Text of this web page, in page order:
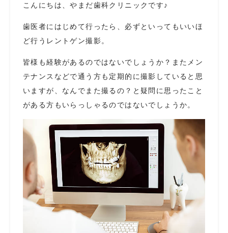
こんにちは、やまだ歯科クリニックです♪
歯医者にはじめて行ったら、必ずといってもいいほ
ど行うレントゲン撮影。
皆様も経験があるのではないでしょうか？またメン
テナンスなどで通う方も定期的に撮影していると思
いますが、なんでまた撮るの？と疑問に思ったこと
がある方もいらっしゃるのではないでしょうか。